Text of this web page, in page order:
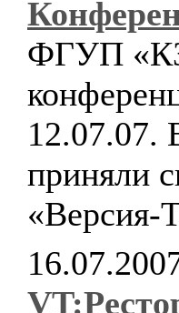
ФГУП
12.07.07.
приняли
«Версия-